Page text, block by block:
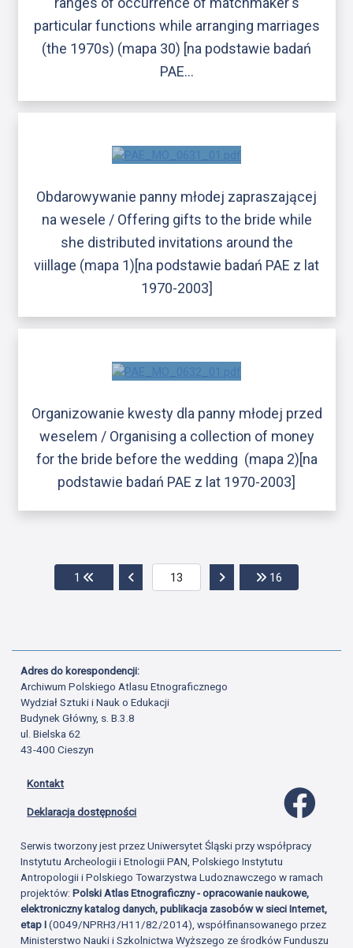
particular functions while arranging marriages
(the 1970s) (mapa 30) [na podstawie badań
PAE…
Obdarowywanie panny młodej zapraszającej
na wesele / Offering gifts to the bride while
she distributed invitations around the
viillage (mapa 1)[na podstawie badań PAE z lat
1970-2003]
Organizowanie kwesty dla panny młodej przed
weselem / Organising a collection of money
for the bride before the wedding (mapa 2)[na
podstawie badań PAE z lat 1970-2003]
1 Przejdź do pierwszej strony
Przejdź do poprzedniej strony
Przejdź do następnej
16
Adres do korespondencji:
Archiwum Polskiego Atlasu Etnograficznego
Wydział Sztuki i Nauk o Edukacji
Budynek Główny, s. B.3.8
ul. Bielska 62
43-400 Cieszyn
Kontakt
Deklaracja dostępności
Serwis tworzony jest przez Uniwersytet Śląski przy współpracy
Instytutu Archeologii i Etnologii PAN, Polskiego Instytutu
Antropologii i Polskiego Towarzystwa Ludoznawczego w ramach
projektów:Polski Atlas Etnograficzny - opracowanie naukowe,
elektroniczny katalog danych, publikacja zasobów w sieci Internet,
etap I(0049/NPRH3/H11/82/2014), współfinansowanego przez
Ministerstwo Nauki i Szkolnictwa Wyższego ze środków Funduszu